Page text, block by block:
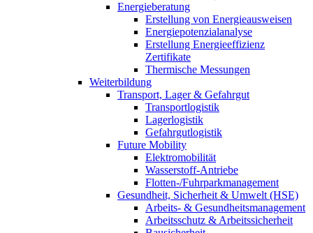
Energieberatung
Erstellung von Energieausweisen
Energiepotenzialanalyse
Erstellung Energieeffizienz
Zertifikate
Thermische Messungen
Weiterbildung
Transport, Lager & Gefahrgut
Transportlogistik
Lagerlogistik
Gefahrgutlogistik
Future Mobility
Elektromobilität
Wasserstoff-Antriebe
Flotten-/Fuhrparkmanagement
Gesundheit, Sicherheit & Umwelt (HSE)
Arbeits- & Gesundheitsmanagement
Arbeitsschutz & Arbeitssicherheit